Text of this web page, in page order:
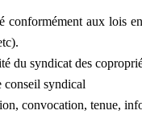
aux lois
du syndicat des
conseil syndical
convocation, tenue,